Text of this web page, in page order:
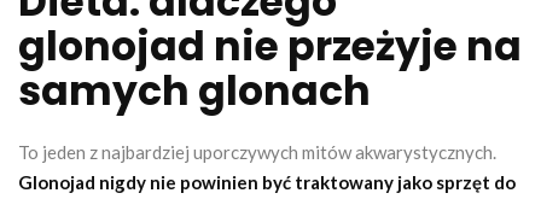
glonojad nie przeżyje na
samych glonach
To jeden z najbardziej uporczywych mitów akwarystycznych.
Glonojad nigdy nie powinien być traktowany jako sprzęt do